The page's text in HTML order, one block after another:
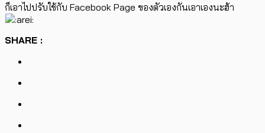
ก็เอาไปปรับใช้กับ Facebook Page ของตัวเองกันเอาเองนะฮ้า
SHARE :